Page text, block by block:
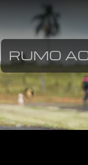
RUMO